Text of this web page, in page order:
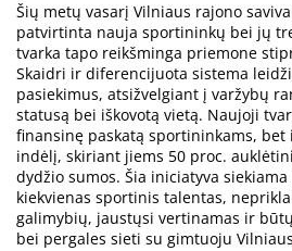
Šių metų vasarį Vilniaus rajono
patvirtinta nauja sportininkų bei jų
tvarka tapo reikšminga priemone
Skaidri ir diferencijuota sistema
pasiekimus, atsižvelgiant į varžybų
statusą bei iškovotą vietą. Naujoji
finansinę paskatą sportininkams,
indėlį, skiriant jiems 50 proc.
dydžio sumos. Šia iniciatyva
kiekvienas sportinis talentas,
galimybių, jaustųsi vertinamas ir
bei pergales sieti su gimtuoju